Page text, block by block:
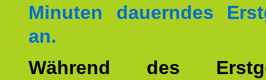
Minuten dauerndes
an.
Während des